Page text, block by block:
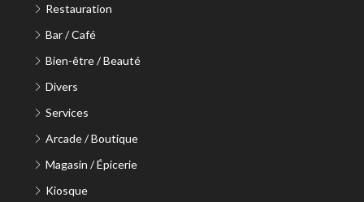
Restauration
Bar / Café
Bien-être / Beauté
Divers
Services
Arcade / Boutique
Magasin / Épicerie
Kiosque